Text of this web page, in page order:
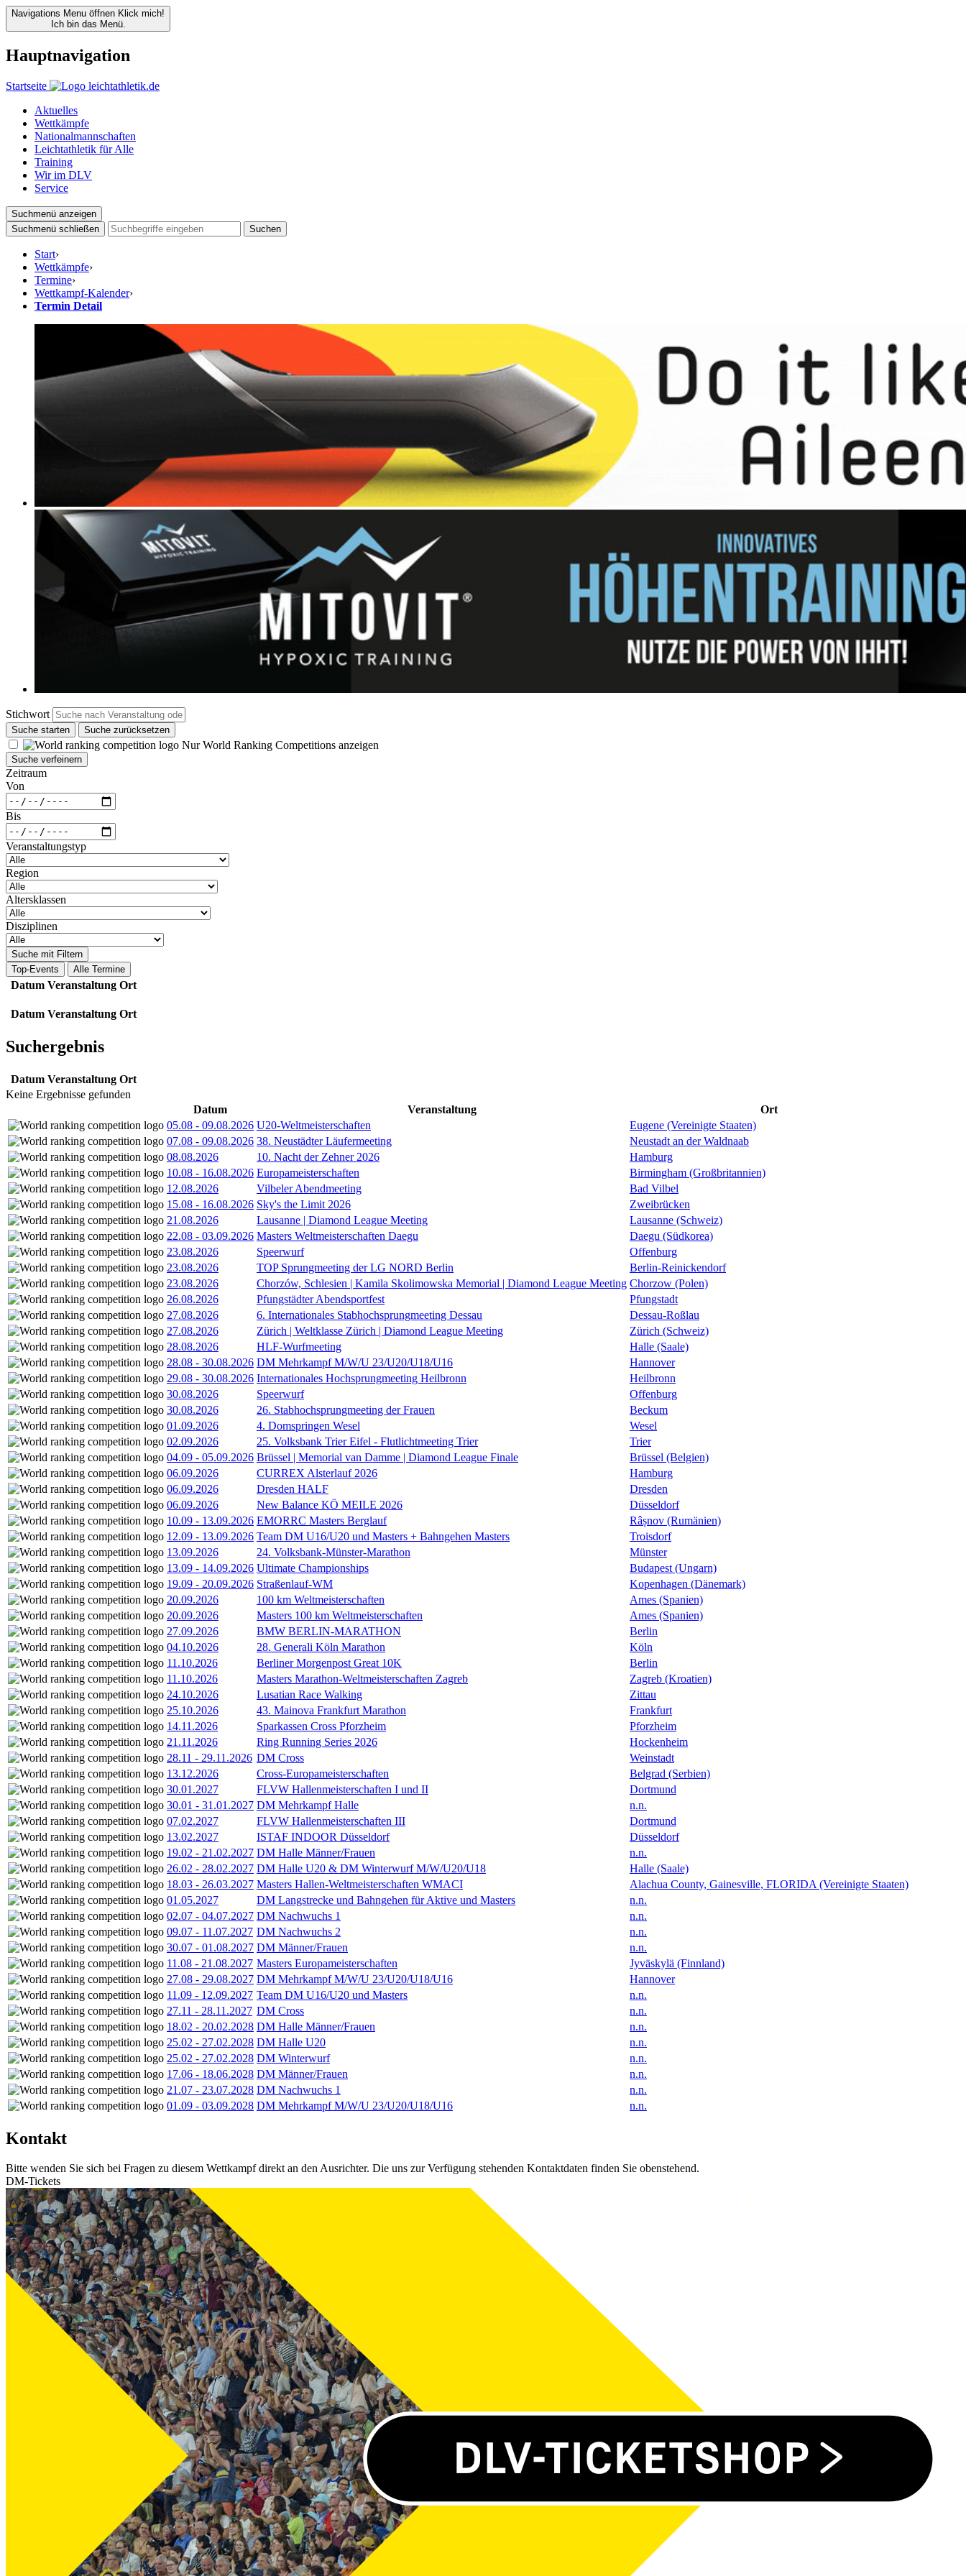
Navigations Menu öffnen Klick mich!
Ich bin das Menü.
Hauptnavigation
Startseite
Aktuelles
Wettkämpfe
Nationalmannschaften
Leichtathletik für Alle
Training
Wir im DLV
Service
Suchmenü anzeigen
Suchmenü schließen
Suchen
Start›
Wettkämpfe›
Termine›
Wettkampf-Kalender›
Termin Detail
Stichwort
Suche starten Suche zurücksetzen
Nur World Ranking Competitions anzeigen
Suche verfeinern
Zeitraum
Von
Bis
Veranstaltungstyp
Region
Altersklassen
Disziplinen
Suche mit Filtern
Top-Events
Alle Termine
Datum Veranstaltung Ort
Datum Veranstaltung Ort
Suchergebnis
Datum Veranstaltung Ort
Keine Ergebnisse gefunden
Datum
Veranstaltung
Ort
05.08 - 09.08.2026 U20-Weltmeisterschaften
Eugene (Vereinigte Staaten)
07.08 - 09.08.2026 38. Neustädter Läufermeeting
Neustadt an der Waldnaab
08.08.2026
10. Nacht der Zehner 2026
Hamburg
10.08 - 16.08.2026 Europameisterschaften
Birmingham (Großbritannien)
12.08.2026
Vilbeler Abendmeeting
Bad Vilbel
15.08 - 16.08.2026 Sky's the Limit 2026
Zweibrücken
21.08.2026
Lausanne | Diamond League Meeting
Lausanne (Schweiz)
22.08 - 03.09.2026 Masters Weltmeisterschaften Daegu
Daegu (Südkorea)
23.08.2026
Speerwurf
Offenburg
23.08.2026
TOP Sprungmeeting der LG NORD Berlin
Berlin-Reinickendorf
23.08.2026
Chorzów, Schlesien | Kamila Skolimowska Memorial | Diamond League Meeting Chorzow (Polen)
26.08.2026
Pfungstädter Abendsportfest
Pfungstadt
27.08.2026
6. Internationales Stabhochsprungmeeting Dessau
Dessau-Roßlau
27.08.2026
Zürich | Weltklasse Zürich | Diamond League Meeting
Zürich (Schweiz)
28.08.2026
HLF-Wurfmeeting
Halle (Saale)
28.08 - 30.08.2026 DM Mehrkampf M/W/U 23/U20/U18/U16
Hannover
29.08 - 30.08.2026 Internationales Hochsprungmeeting Heilbronn
Heilbronn
30.08.2026
Speerwurf
Offenburg
30.08.2026
26. Stabhochsprungmeeting der Frauen
Beckum
01.09.2026
4. Domspringen Wesel
Wesel
02.09.2026
25. Volksbank Trier Eifel - Flutlichtmeeting Trier
Trier
04.09 - 05.09.2026 Brüssel | Memorial van Damme | Diamond League Finale
Brüssel (Belgien)
06.09.2026
CURREX Alsterlauf 2026
Hamburg
06.09.2026
Dresden HALF
Dresden
06.09.2026
New Balance KÖ MEILE 2026
Düsseldorf
10.09 - 13.09.2026 EMORRC Masters Berglauf
Râșnov (Rumänien)
12.09 - 13.09.2026 Team DM U16/U20 und Masters + Bahngehen Masters
Troisdorf
13.09.2026
24. Volksbank-Münster-Marathon
Münster
13.09 - 14.09.2026 Ultimate Championships
Budapest (Ungarn)
19.09 - 20.09.2026 Straßenlauf-WM
Kopenhagen (Dänemark)
20.09.2026
100 km Weltmeisterschaften
Ames (Spanien)
20.09.2026
Masters 100 km Weltmeisterschaften
Ames (Spanien)
27.09.2026
BMW BERLIN-MARATHON
Berlin
04.10.2026
28. Generali Köln Marathon
Köln
11.10.2026
Berliner Morgenpost Great 10K
Berlin
11.10.2026
Masters Marathon-Weltmeisterschaften Zagreb
Zagreb (Kroatien)
24.10.2026
Lusatian Race Walking
Zittau
25.10.2026
43. Mainova Frankfurt Marathon
Frankfurt
14.11.2026
Sparkassen Cross Pforzheim
Pforzheim
21.11.2026
Ring Running Series 2026
Hockenheim
28.11 - 29.11.2026 DM Cross
Weinstadt
13.12.2026
Cross-Europameisterschaften
Belgrad (Serbien)
30.01.2027
FLVW Hallenmeisterschaften I und II
Dortmund
30.01 - 31.01.2027 DM Mehrkampf Halle
n.n.
07.02.2027
FLVW Hallenmeisterschaften III
Dortmund
13.02.2027
ISTAF INDOOR Düsseldorf
Düsseldorf
19.02 - 21.02.2027 DM Halle Männer/Frauen
n.n.
26.02 - 28.02.2027 DM Halle U20 & DM Winterwurf M/W/U20/U18
Halle (Saale)
18.03 - 26.03.2027 Masters Hallen-Weltmeisterschaften WMACI
Alachua County, Gainesville, FLORIDA (Vereinigte Staaten)
01.05.2027
DM Langstrecke und Bahngehen für Aktive und Masters
n.n.
02.07 - 04.07.2027 DM Nachwuchs 1
n.n.
09.07 - 11.07.2027 DM Nachwuchs 2
n.n.
30.07 - 01.08.2027 DM Männer/Frauen
n.n.
11.08 - 21.08.2027 Masters Europameisterschaften
Jyväskylä (Finnland)
27.08 - 29.08.2027 DM Mehrkampf M/W/U 23/U20/U18/U16
Hannover
11.09 - 12.09.2027 Team DM U16/U20 und Masters
n.n.
27.11 - 28.11.2027 DM Cross
n.n.
18.02 - 20.02.2028 DM Halle Männer/Frauen
n.n.
25.02 - 27.02.2028 DM Halle U20
n.n.
25.02 - 27.02.2028 DM Winterwurf
n.n.
17.06 - 18.06.2028 DM Männer/Frauen
n.n.
21.07 - 23.07.2028 DM Nachwuchs 1
n.n.
01.09 - 03.09.2028 DM Mehrkampf M/W/U 23/U20/U18/U16 n.n.
Kontakt
Bitte wenden Sie sich bei Fragen zu diesem Wettkampf direkt an den Ausrichter. Die uns zur Verfügung stehenden Kontaktdaten finden Sie obenstehend.
DM-Tickets